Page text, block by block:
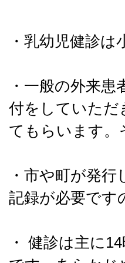
・乳幼児健診
・一般の外来患
付をしていただ
てもらいます。
・市や町が発
記録が必要です
・ 健診は主に